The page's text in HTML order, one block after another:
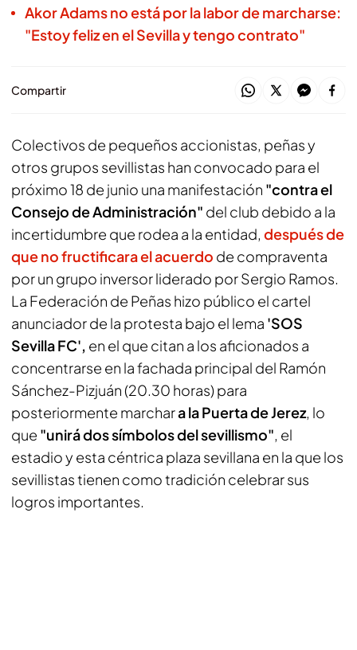
Akor Adams no está por la labor de marcharse:
"Estoy feliz en el Sevilla y tengo contrato"
Compartir
Colectivos de pequeños accionistas, peñas y
otros grupos sevillistas han convocado para el
próximo 18 de junio una manifestación "contra el
Consejo de Administración" del club debido a la
incertidumbre que rodea a la entidad, después de
que no fructificara el acuerdo de compraventa
por un grupo inversor liderado por Sergio Ramos.
La Federación de Peñas hizo público el cartel
anunciador de la protesta bajo el lema 'SOS
Sevilla FC', en el que citan a los aficionados a
concentrarse en la fachada principal del Ramón
Sánchez-Pizjuán (20.30 horas) para
posteriormente marchara la Puerta de Jerez, lo
que "unirá dos símbolos del sevillismo", el
estadio y esta céntrica plaza sevillana en la que los
sevillistas tienen como tradición celebrar sus
logros importantes.